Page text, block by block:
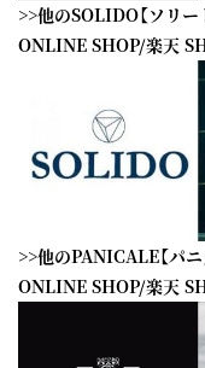
>>他のSOLIDO【ソリー
ONLINE SHOP/楽天
>>他のPANICALE【パ
ONLINE SHOP/楽天